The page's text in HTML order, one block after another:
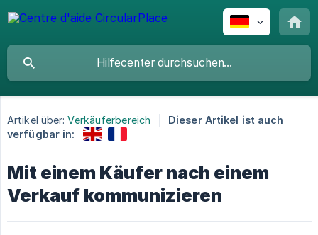
Artikel über: Verkäuferbereich
Dieser Artikel ist auch
verfügbar in:
Mit einem Käufer nach einem
Verkauf kommunizieren